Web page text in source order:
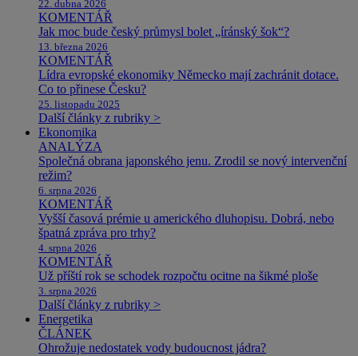
22. dubna 2026
KOMENTÁŘ
Jak moc bude český průmysl bolet „íránský šok“?
13. března 2026
KOMENTÁŘ
Lídra evropské ekonomiky Německo mají zachránit dotace.
Co to přinese Česku?
25. listopadu 2025
Další články z rubriky >
Ekonomika
ANALÝZA
Společná obrana japonského jenu. Zrodil se nový intervenční
režim?
6. srpna 2026
KOMENTÁŘ
Vyšší časová prémie u amerického dluhopisu. Dobrá, nebo
špatná zpráva pro trhy?
4. srpna 2026
KOMENTÁŘ
Už příští rok se schodek rozpočtu ocitne na šikmé ploše
3. srpna 2026
Další články z rubriky >
Energetika
ČLÁNEK
Ohrožuje nedostatek vody budoucnost jádra?